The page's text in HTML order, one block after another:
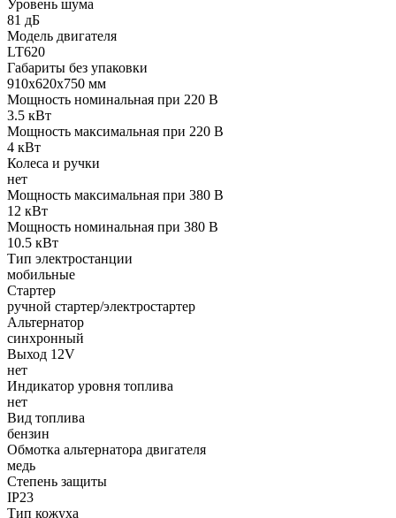
Уровень шума
81 дБ
Модель двигателя
LT620
Габариты без упаковки
910х620х750 мм
Мощность номинальная при 220 В
3.5 кВт
Мощность максимальная при 220 В
4 кВт
Колеса и ручки
нет
Мощность максимальная при 380 В
12 кВт
Мощность номинальная при 380 В
10.5 кВт
Тип электростанции
мобильные
Стартер
ручной стартер/электростартер
Альтернатор
синхронный
Выход 12V
нет
Индикатор уровня топлива
нет
Вид топлива
бензин
Обмотка альтернатора двигателя
медь
Степень защиты
IP23
Тип кожуха